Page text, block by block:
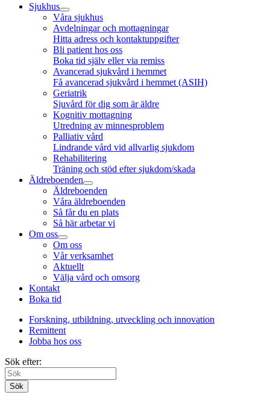
Sjukhus
Våra sjukhus
Avdelningar och mottagningar
Hitta adress och kontaktuppgifter
Bli patient hos oss
Boka tid själv eller via remiss
Avancerad sjukvård i hemmet
Få avancerad sjukvård i hemmet (ASIH)
Geriatrik
Sjuvård för dig som är äldre
Kognitiv mottagning
Utredning av minnesproblem
Palliativ vård
Lindrande vård vid allvarlig sjukdom
Rehabilitering
Träning och stöd efter sjukdom/skada
Äldreboenden
Äldreboenden
Våra äldreboenden
Så får du en plats
Så här arbetar vi
Om oss
Om oss
Vår verksamhet
Aktuellt
Välja vård och omsorg
Kontakt
Boka tid
Forskning, utbildning, utveckling och innovation
Remittent
Jobba hos oss
Sök efter:
Sök